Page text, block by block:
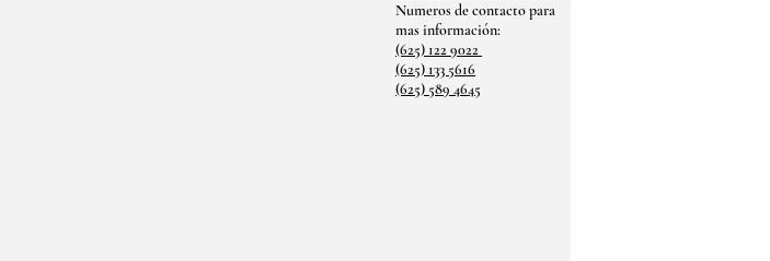
Numeros de contacto para
masinformación:
(625) 122 9022
(625) 133 5616
(625) 589 4645